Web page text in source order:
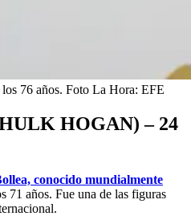
76 años. Foto La Hora: EFE
HOGAN) – 24
conocido mundialmente
71 años. Fue una de las figuras